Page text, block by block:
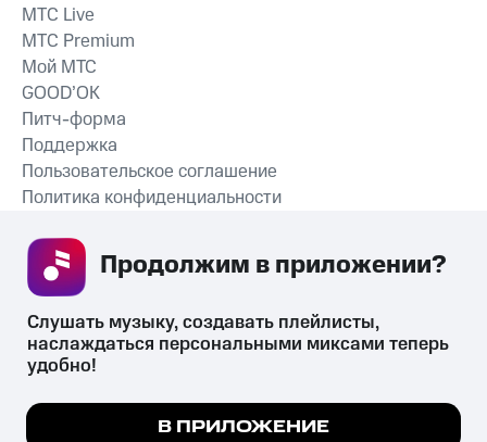
СКАЧАТЬ ПРИЛОЖЕНИЕ
MTС Live
MTС Premium
Мой МТС
GOOD’OK
Питч-форма
Поддержка
Пользовательское соглашение
Политика конфиденциальности
психотропных веществ, их аналогов причиняет вред здоровью,
их незаконный оборот запрещён и влечёт установленную
Мы используем куки, чтобы на сайте все
Слушать музыку, создавать плейлисты,
наслаждаться персональными миксами теперь
удобно!
В ПРИЛОЖЕНИЕ